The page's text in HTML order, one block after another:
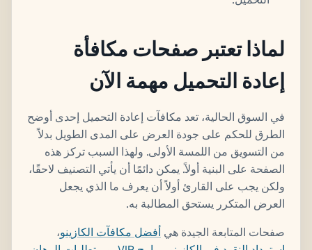
لماذا تعتبر صفحات مكافأة
إعادة التحميل مهمة الآن
في السوق الحالية، تعد مكافآت إعادة التحميل إحدى أوضح
الطرق للحكم على جودة العرض على المدى الطويل بدلاً
من التسويق من اللمسة الأولى. ولهذا السبب تركز هذه
الصفحة على البنية أولاً. يمكن دائمًا أن يأتي التصنيف لاحقًا،
ولكن يجب على القارئ أولاً أن يعرف ما الذي يجعل
العرض المتكرر يستحق المطالبة به.
صفحات المتابعة الجيدة هي أفضل مكافآت الكازينو،